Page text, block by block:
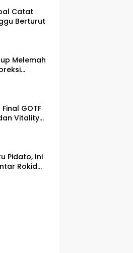
Catat
Berturut
Melemah
GOTF
Vitality
Pidato, Ini
Rokid